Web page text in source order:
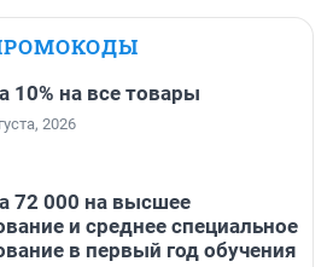
10% на все товары
2026
72 000 на высшее
и среднее специальное
в первый год обучения